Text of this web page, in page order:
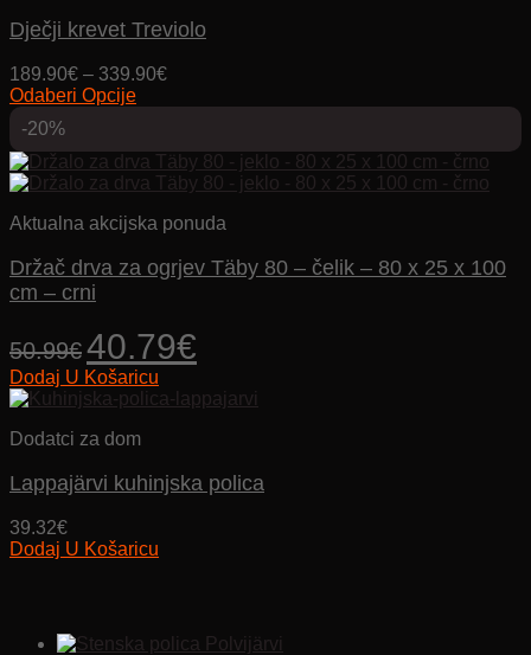
Dječji krevet Treviolo
189.90€ – 339.90€Price
339.90€
Odaberi Opcije
Ovaj
proizvod
ima
više
Opcije
mogu
odabrati
na
proizvoda
-20%
Aktualna akcijska ponuda
Držač drva za ogrjev Täby 80 – čelik – 80 x 25 x 100
cm – crni
50.99€
Izvorna
cijena
bila
je:
40.79€cijena
40.79€.
Dodaj U Košaricu
Dodatci za dom
Lappajärvi kuhinjska polica
39.32€
Dodaj U Košaricu